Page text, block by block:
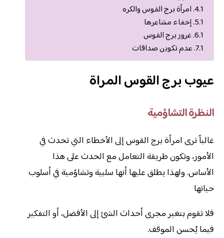
امرأة برج القوس والكره
إخفاء مشاعرها
غرور برج القوس
عدم تكوين صداقات
عيوب برج القوس المراة
النظرة التشاؤمية
غالباً ترى امرأة برج القوس إلى الأخطاء التي تحدث في
الأمور، وتكون طريقة التعامل مع الحدث على هذا
الأساس. ولهذا يطلق عليها أنها سلبية وتشاؤمية في أسلوب
حياتها
فلا تقوم بتغير مجرى أحداث الشئ إلى الأفضل، أو التفكير
فيما يُحسن الموقف.